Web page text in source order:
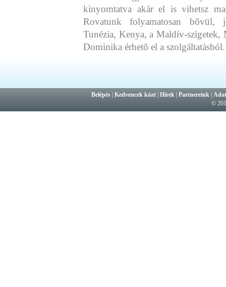
kinyomtatva akár el is vihetsz
Rovatunk folyamatosan bővül,
Tunézia, Kenya, a Maldív-
Dominika érhető el a szolgáltatásból.
Belépés |Kedvencek közé |Hírek |Partnereink |
©